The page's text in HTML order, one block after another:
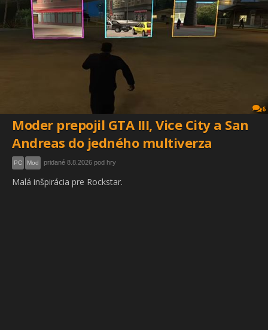
6
Moder prepojil GTA III, Vice City a San
Andreas do jedného multiverza
PC Mod pridané 8.8.2026 pod hry
Malá inšpirácia pre Rockstar.